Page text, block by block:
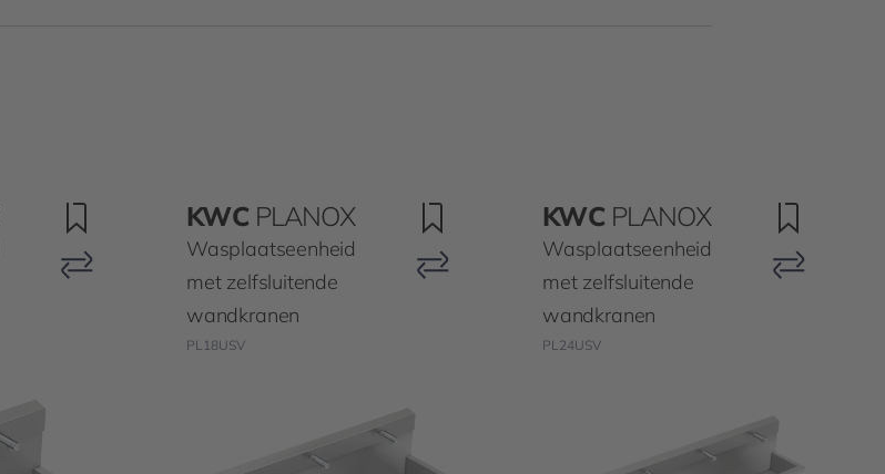
KWC PLANOX
Wasplaatseenheid
met zelfsluitende
wandkranen
PL18USV
KWC PLANOX
Wasplaatseenheid
met zelfsluitende
wandkranen
PL24USV